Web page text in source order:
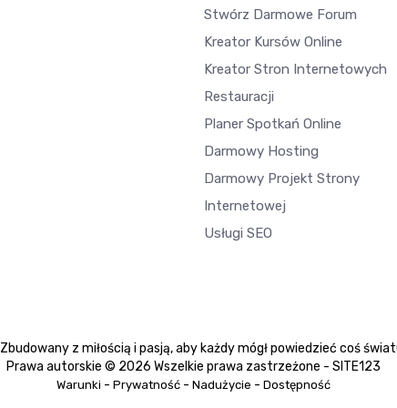
Stwórz Darmowe Forum
Kreator Kursów Online
Kreator Stron Internetowych
Restauracji
Planer Spotkań Online
Darmowy Hosting
Darmowy Projekt Strony
Internetowej
Usługi SEO
Zbudowany z miłością i pasją, aby każdy mógł powiedzieć coś
Prawa autorskie © 2026 Wszelkie prawa zastrzeżone - SITE123
Warunki - Prywatność- Nadużycie - Dostępność